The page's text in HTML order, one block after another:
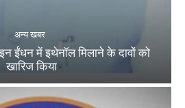
अन्य खबर
ईंधन में इथेनॉल मिलाने के दावों को
खारिज किया